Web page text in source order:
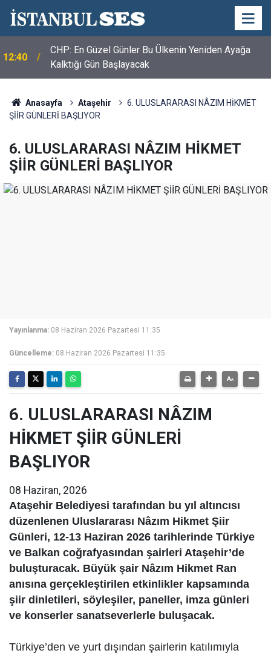
12:40
CHP: En Güzel Günler Bu Ülkenin Yeniden Ayağa
Kalktığı Gün Başlayacak
Anasayfa Ataşehir
6. ULUSLARARASI NÂZIM HİKMET
ŞİİR GÜNLERİ BAŞLIYOR
6. ULUSLARARASI NÂZIM HİKMET
ŞİİR GÜNLERİ BAŞLIYOR
Yayınlanma: 08 Haziran 2026 Pazartesi 11:35
Güncelleme: 08 Haziran 2026 Pazartesi 11:35
6. ULUSLARARASI NÂZIM
HİKMET ŞİİR GÜNLERİ
BAŞLIYOR
08 Haziran, 2026
Ataşehir Belediyesi tarafından bu yıl altıncısı
düzenlenen Uluslararası Nâzım Hikmet Şiir
Günleri, 12-13 Haziran 2026 tarihlerinde Türkiye
ve Balkan coğrafyasından şairleri Ataşehir’de
buluşturacak. Büyük şair Nâzım Hikmet Ran
anısına gerçekleştirilen etkinlikler kapsamında
şiir dinletileri, söyleşiler, paneller, imza günleri
ve konserler sanatseverlerle buluşacak.
Türkiye’den ve yurt dışından şairlerin katılımıyla